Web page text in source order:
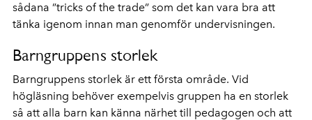
sådana ”tricks of the trade” som det kan vara bra att
tänka igenom innan man genomför undervisningen.
Barngruppens storlek
Barngruppens storlek är ett första område. Vid
högläsning behöver exempelvis gruppen ha en storlek
så att alla barn kan känna närhet till pedagogen och att